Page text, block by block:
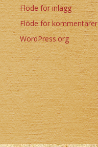
Flöde för inlägg
Flöde för kommentarer
WordPress.org